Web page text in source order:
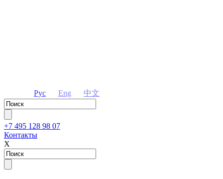
Рус Eng 中文
+7 495 128 98 07
Контакты
Х